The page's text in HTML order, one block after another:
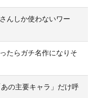
んしか使わないワー
たらガチ名作になりそ
の主要キャラ」だけ呼